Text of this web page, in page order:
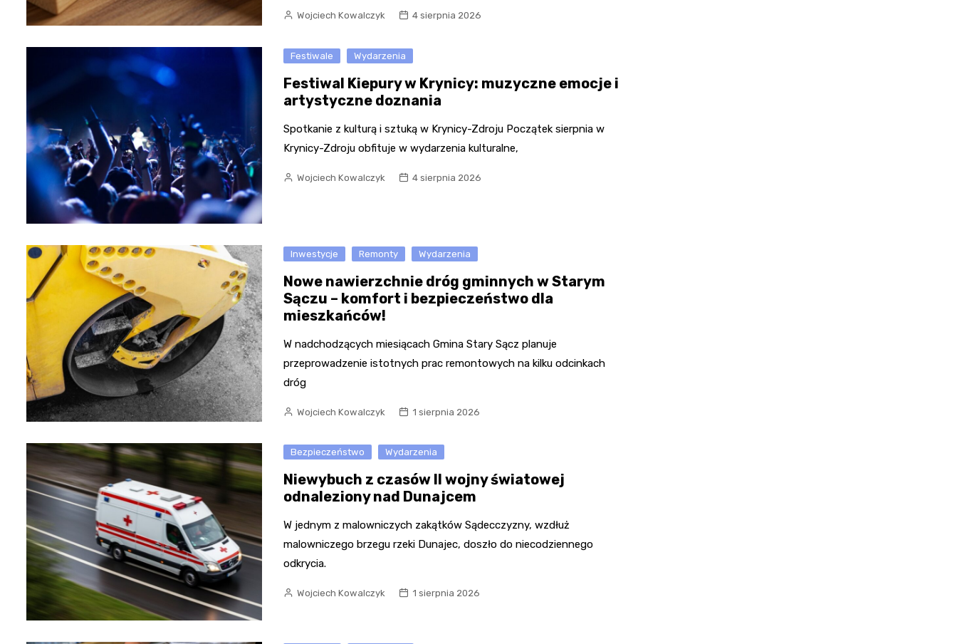
Wojciech Kowalczyk 4 sierpnia 2026
Festiwale Wydarzenia
Festiwal Kiepury w Krynicy: muzyczne emocje i
artystyczne doznania
Spotkanie z kulturą i sztuką w Krynicy-Zdroju Początek sierpnia w
Krynicy-Zdroju obfituje w wydarzenia kulturalne,
Wojciech Kowalczyk 4 sierpnia 2026
Inwestycje Remonty Wydarzenia
Nowe nawierzchnie dróg gminnych w Starym
Sączu – komfort i bezpieczeństwo dla
mieszkańców!
W nadchodzących miesiącach Gmina Stary Sącz planuje
przeprowadzenie istotnych prac remontowych na kilku odcinkach
dróg
Wojciech Kowalczyk 1 sierpnia 2026
Bezpieczeństwo Wydarzenia
Niewybuch z czasów II wojny światowej
odnaleziony nad Dunajcem
W jednym z malowniczych zakątków Sądecczyzny, wzdłuż
malowniczego brzegu rzeki Dunajec, doszło do niecodziennego
odkrycia.
Wojciech Kowalczyk 1 sierpnia 2026